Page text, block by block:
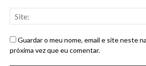
Guardar o meu nome, email e site neste
próxima vez que eu comentar.